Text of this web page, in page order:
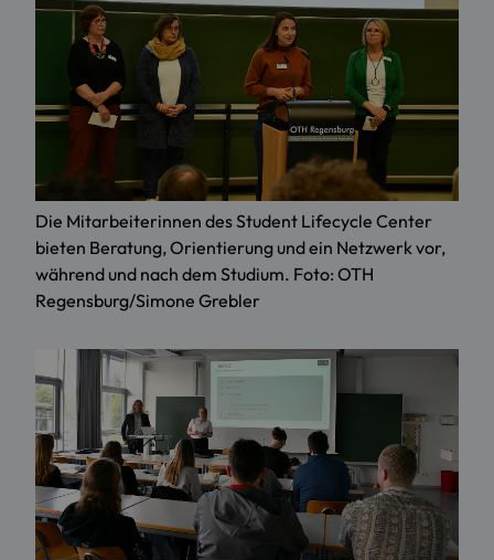
Die Mitarbeiterinnen des Student Lifecycle Center
bieten Beratung, Orientierung und ein Netzwerk vor,
während und nach dem Studium. Foto: OTH
Regensburg/Simone Grebler